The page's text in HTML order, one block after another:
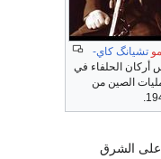
تشيانگ كاي-
أركان الحلفاء في
الصين من
على الشرق